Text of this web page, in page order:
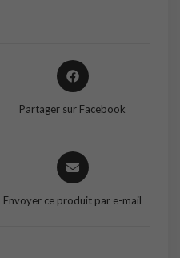
Opens
in
Partager sur Facebook
Opens
in
new
Envoyer ce produit par e-mail